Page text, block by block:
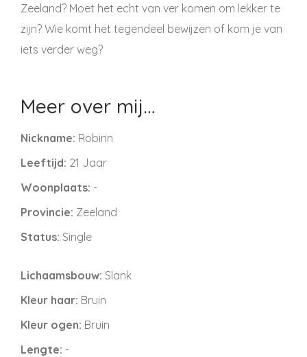
Zeeland? Moet het echt van ver komen om lekker te
zijn? Wie komt het tegendeel bewijzen of kom je van
iets verder weg?
Meer over mij…
Nickname: Robinn
Leeftijd: 21 Jaar
Woonplaats: -
Provincie: Zeeland
Status: Single
Lichaamsbouw: Slank
Kleur haar: Bruin
Kleur ogen: Bruin
Lengte: -